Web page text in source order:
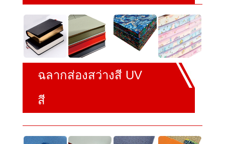
ฉลากส่องสว่างสี UV
สี